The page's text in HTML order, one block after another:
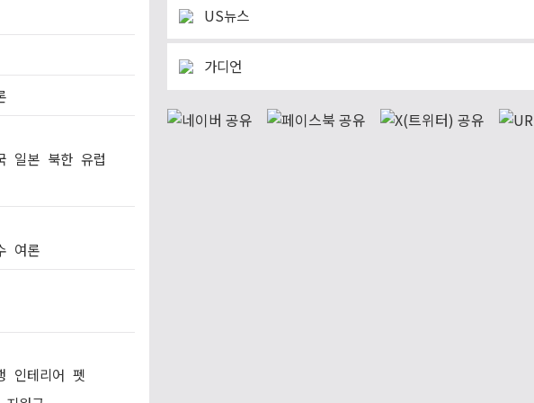
일본 북한 유럽
여론
인테리어 펫
US뉴스
가디언